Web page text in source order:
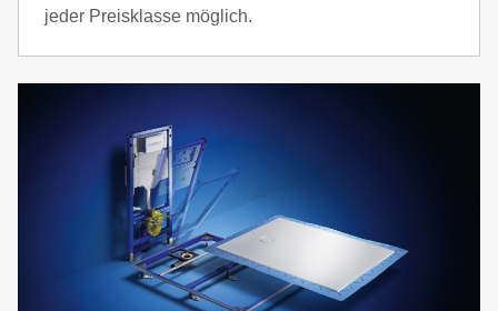
jeder Preisklasse möglich.